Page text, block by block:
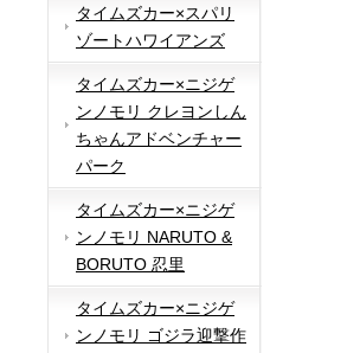
タイムズカー×スパリ
ゾートハワイアンズ
タイムズカー×ニジゲ
ンノモリ クレヨンしん
ちゃんアドベンチャー
パーク
タイムズカー×ニジゲ
ンノモリ NARUTO &
BORUTO 忍里
タイムズカー×ニジゲ
ンノモリ ゴジラ迎撃作